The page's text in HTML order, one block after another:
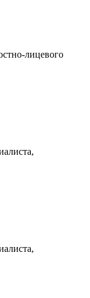
лицевого